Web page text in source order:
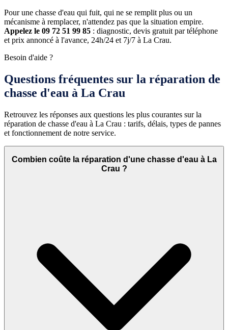
Pour une chasse d'eau qui fuit, qui ne se remplit plus ou un
mécanisme à remplacer, n'attendez pas que la situation empire.
Appelez le 09 72 51 99 85 : diagnostic, devis gratuit par téléphone
et prix annoncé à l'avance, 24h/24 et 7j/7 à La Crau.
Besoin d'aide ?
Questions fréquentes sur la réparation de
chasse d'eau à La Crau
Retrouvez les réponses aux questions les plus courantes sur la
réparation de chasse d'eau à La Crau : tarifs, délais, types de pannes
et fonctionnement de notre service.
Combien coûte la réparation d'une chasse d'eau à La
Crau ?